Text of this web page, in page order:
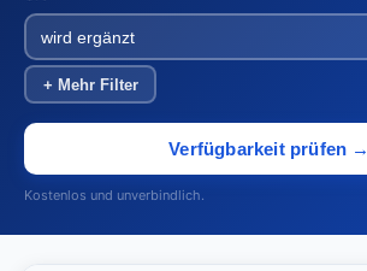
+ Mehr Filter
Verfügbarkeit prüfen →
Kostenlos und unverbindlich.